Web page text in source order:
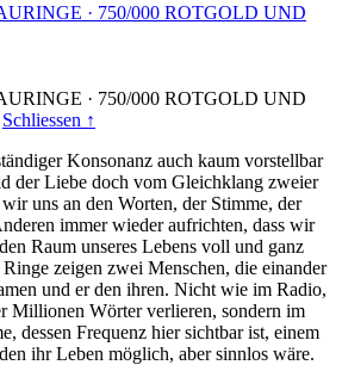
· 750/000 ROTGOLD UND
· 750/000 ROTGOLD UND
Schliessen ↑
Konsonanz auch kaum vorstellbar
der Liebe doch vom Gleichklang zweier
uns an den Worten, der Stimme, der
immer wieder aufrichten, dass wir
Raum unseres Lebens voll und ganz
zeigen zwei Menschen, die einander
und er den ihren. Nicht wie im Radio,
Millionen Wörter verlieren, sondern im
dessen Frequenz hier sichtbar ist, einem
ihr Leben möglich, aber sinnlos wäre.